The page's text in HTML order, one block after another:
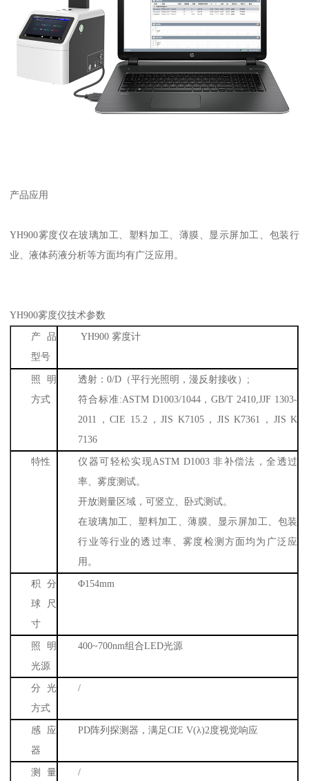
产品应用
YH900雾度仪在玻璃加工、塑料加工、薄膜、显示屏加工、包装行
业、液体药液分析等方面均有广泛应用。
YH900雾度仪技术参数
产品
型号
YH900雾度计
照明
方式
透射：0/D （平行光照明，漫反射接收） ;
符合标准:ASTM D1003/1044，GB/T 2410,JJF 1303-
2011 ，CIE 15.2 ，JIS K7105， JIS K7361 ， JIS K
7136
特性 仪器可轻松实现ASTM D1003非补偿法，全透过
率、雾度测试。
开放测量区域，可竖立、卧式测试。
在玻璃加工、塑料加工、薄膜、显示屏加工、包装
行业等行业的透过率、雾度检测方面均为广泛应
用。
积分
球尺
寸
Φ154mm
照明
光源
400~700nm组合LED光源
分光
方式
/
感应
器
PD阵列探测器，满足CIE V(λ)2度视觉响应
测量 /